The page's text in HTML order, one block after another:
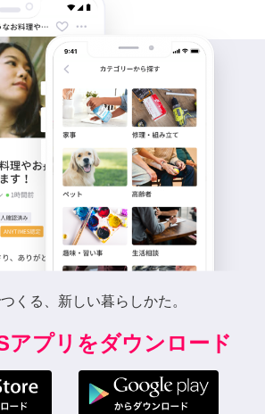
くる、新しい暮らしかた。
アプリをダウンロード